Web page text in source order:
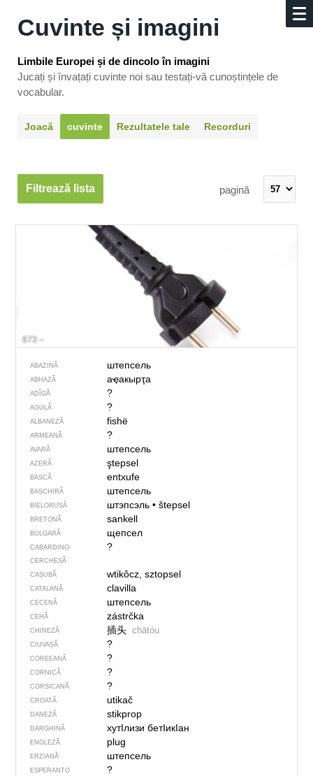
Cuvinte și imagini
Limbile Europei și de dincolo în imagini
Jucați și învațați cuvinte noi sau testați-vă cunoștințele de
vocabular.
Joacă cuvinte Rezultatele tale Recorduri
Filtrează lista pagină
673 –
ABAZINĂ штепсель
ABHAZĂ аҿакырҭа
ADÎGĂ ?
AGULĂ ?
ALBANEZĂ fishë
ARMEANĂ ?
AVARĂ штепсель
AZERĂ ştepsel
BASCĂ entxufe
BAȘCHIRĂ штепсель
BIELORUSĂ штэпсэль• štepsel
BRETONĂ sankell
BULGARĂ щепсел
CABARDINO-
CERCHESĂ
?
CAȘUBĂ wtikôcz, sztopsel
CATALANĂ clavilla
CECENĂ штепсель
CEHĂ zástrčka
CHINEZĂ 插头 chātóu
CIUVAȘĂ ?
COREEANĂ ?
CORNICĂ ?
CORSICANĂ ?
CROATĂ utikač
DANEZĂ stikprop
DARGHINĂ хутIлизи бетIикIан
ENGLEZĂ plug
ERZIANĂ штепсель
ESPERANTO ?